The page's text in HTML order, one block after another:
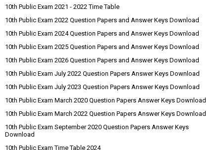
10th Public Exam 2021 - 2022 Time Table
10th Public Exam 2022 Question Papers and Answer Keys Download
10th Public Exam 2024 Question Papers and Answer Keys Download
10th Public Exam 2025 Question Papers and Answer Keys Download
10th Public Exam 2026 Question Papers and Answer Keys Download
10th Public Exam July 2022 Question Papers Answer Keys Download
10th Public Exam July 2023 Question Papers Answer Keys Download
10th Public Exam March 2020 Question Papers Answer Keys Download
10th Public Exam March 2022 Question Papers Answer Keys Download
10th Public Exam September 2020 Question Papers Answer Keys
Download
10th Public Exam Time Table 2024